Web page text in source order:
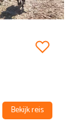
we van
dan 200 km
we te paard af
(ca. 6 uur
treinstation
Bekijk reis